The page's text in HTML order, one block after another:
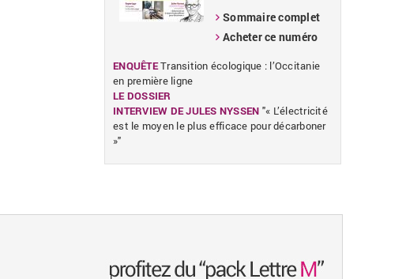
Sommaire complet
Acheter ce numéro
ENQUÊTETransition écologique : l’Occitanie
en première ligne
LE DOSSIER
INTERVIEW DE JULES NYSSEN "« L’électricité
est le moyen le plus efficace pour décarboner
»"